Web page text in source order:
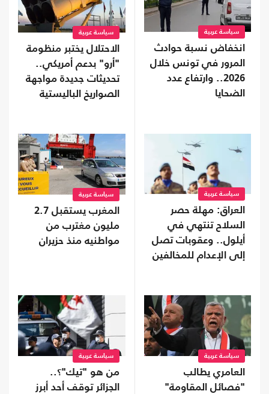
سياسة عربية
انخفاض نسبة حوادث
المرور في تونس خلال
2026.. وارتفاع عدد
الضحايا
سياسة عربية
الاحتلال يختبر منظومة
"أرو" بدعم أمريكي..
تحديثات جديدة مواجهة
الصواريخ الباليستية
سياسة عربية
العراق: مهلة حصر
السلاح تنتهي في
أيلول.. وعقوبات تصل
إلى الإعدام للمخالفين
سياسة عربية
المغرب يستقبل 2.7
مليون مغترب من
مواطنيه منذ حزيران
سياسة عربية
العامري يطالب
"فصائل المقاومة"
سياسة عربية
من هو "تيك"؟..
الجزائر توقف أحد أبرز